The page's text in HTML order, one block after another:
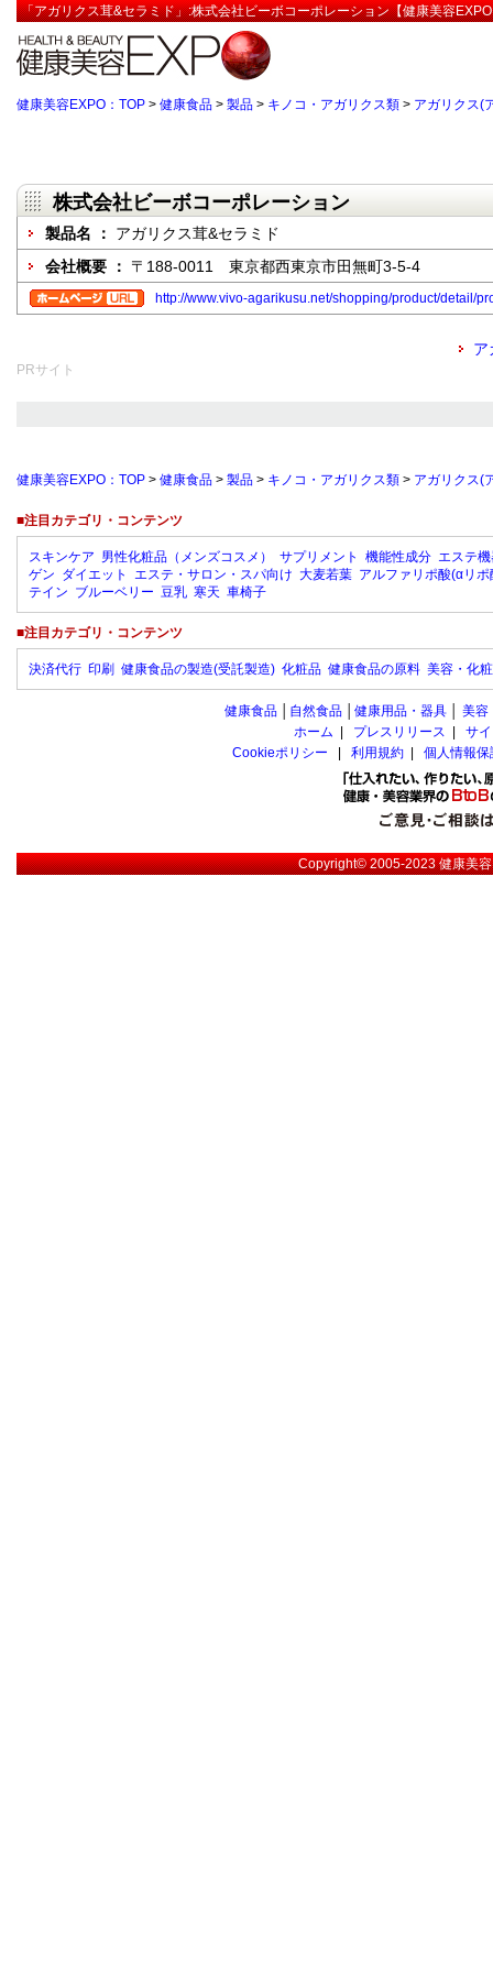
「アガリクス茸&セラミド」:株式会社ビーボコーポレーション【健康美容
健康美容EXPO：TOP > 健康食品 > 製品 > キノコ・アガリクス類 > アガリクス(
株式会社ビーボコーポレーション
製品名 ： アガリクス茸&セラミド
会社概要 ： 〒188-0011 東京都西東京市田無町3-5-4
http://www.vivo-agarikusu.net/shopping/product/detail/
ア
PRサイト
健康美容EXPO：TOP > 健康食品 > 製品 > キノコ・アガリクス類 > アガリクス(
■注目カテゴリ・コンテンツ
スキンケア 男性化粧品（メンズコスメ） サプリメント 機能性成分 エステ
ゲン ダイエット エステ・サロン・スパ向け 大麦若葉 アルファリポ酸(αリポ
テイン ブルーベリー 豆乳 寒天 車椅子
■注目カテゴリ・コンテンツ
決済代行 印刷 健康食品の製造(受託製造) 化粧品 健康食品の原料 美容・化
健康食品 自然食品 健康用品・器具 美容
ホーム
プレスリリース
サ
Cookieポリシー
利用規約 個人情報
Copyright© 2005-2023健康美